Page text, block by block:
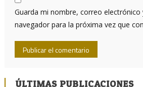
Guarda mi nombre, correo electrónico
navegador para la próxima vez que
ÚLTIMAS PUBLICACIONES